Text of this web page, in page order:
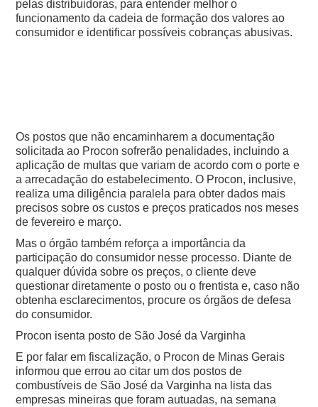
pelas distribuidoras, para entender melhor o
funcionamento da cadeia de formação dos valores ao
consumidor e identificar possíveis cobranças abusivas.
Os postos que não encaminharem a documentação
solicitada ao Procon sofrerão penalidades, incluindo a
aplicação de multas que variam de acordo com o porte e
a arrecadação do estabelecimento. O Procon, inclusive,
realiza uma diligência paralela para obter dados mais
precisos sobre os custos e preços praticados nos meses
de fevereiro e março.
Mas o órgão também reforça a importância da
participação do consumidor nesse processo. Diante de
qualquer dúvida sobre os preços, o cliente deve
questionar diretamente o posto ou o frentista e, caso não
obtenha esclarecimentos, procure os órgãos de defesa
do consumidor.
Procon isenta posto de São José da Varginha
E por falar em fiscalização, o Procon de Minas Gerais
informou que errou ao citar um dos postos de
combustíveis de São José da Varginha na lista das
empresas mineiras que foram autuadas, na semana